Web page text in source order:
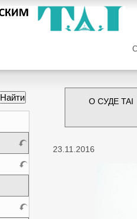
О СУДЕ TAI
23.11.2016